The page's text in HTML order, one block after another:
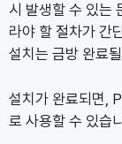
시 발생할 수 있는
라야 할 절차가 간
설치는 금방 완료
설치가 완료되면,
로 사용할 수 있습